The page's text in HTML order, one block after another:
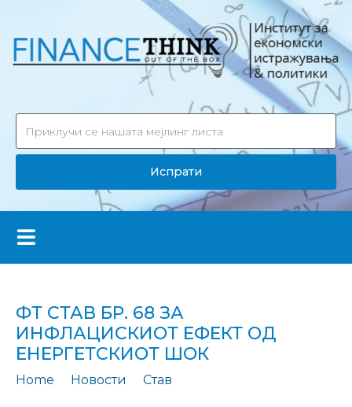
Испрати
ФТ СТАВ БР. 68 ЗА
ИНФЛАЦИСКИОТ ЕФЕКТ ОД
ЕНЕРГЕТСКИОТ ШОК
Home Новости
Став